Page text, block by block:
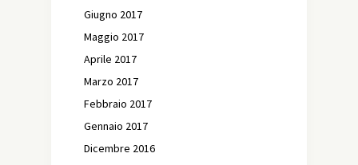
Giugno 2017
Maggio 2017
Aprile 2017
Marzo 2017
Febbraio 2017
Gennaio 2017
Dicembre 2016